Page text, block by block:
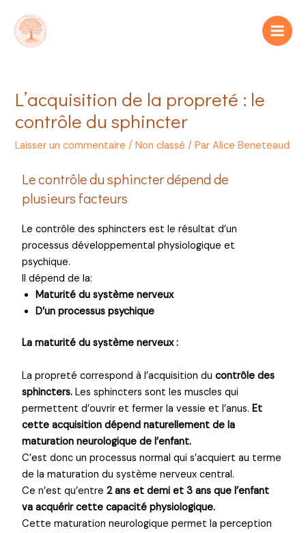
L’acquisition de la propreté : le
contrôle du sphincter
Laisser un commentaire /Non classé / ParAlice Beneteaud
Le contrôle du sphincter dépend de
plusieurs facteurs
Le contrôle des sphincters est le résultat d’un
processus développemental physiologique et
psychique.
Il dépend de la:
Maturité du système nerveux
D’un processus psychique
La maturité du système nerveux :
La propreté correspond à l’acquisition du contrôle des
sphincters. Les sphincters sont les muscles qui
permettent d’ouvrir et fermer la vessie et l’anus.Et
cette acquisition dépend naturellement de la
maturation neurologique de l’enfant.
C’est donc un processus normal qui s’acquiert au terme
de la maturation du système nerveux central.
Ce n’est qu’entre2 ans et demi et 3 ans que l’enfant
va acquérir cette capacité physiologique.
Cette maturation neurologique permet la perception